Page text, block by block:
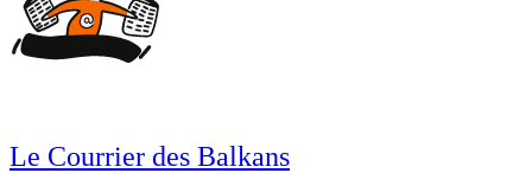
Le Courrier des Balkans